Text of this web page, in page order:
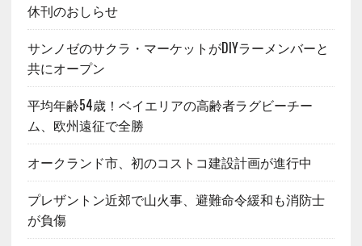
休刊のおしらせ
サンノゼのサクラ・マーケットがDIYラーメンバーと
共にオープン
平均年齢54歳！ベイエリアの高齢者ラグビーチー
ム、欧州遠征で全勝
オークランド市、初のコストコ建設計画が進行中
プレザントン近郊で山火事、避難命令緩和も消防士
が負傷